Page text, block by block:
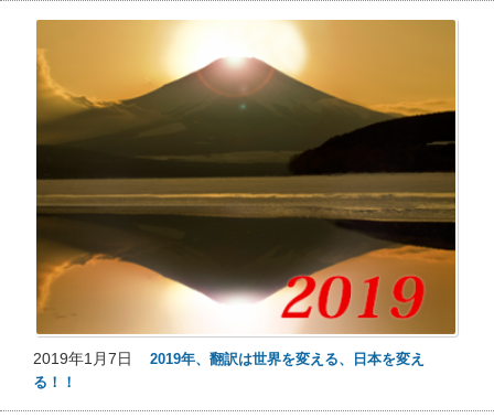
2019年1月7日 2019年、翻訳は世界を変える、日本を変え
る！！